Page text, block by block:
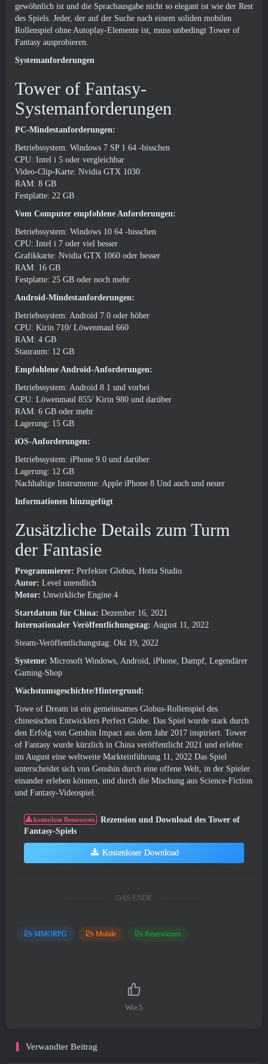
gewöhnlich ist und die Sprachausgabe nicht so elegant ist wie der Rest
des Spiels. Jeder, der auf der Suche nach einem soliden mobilen
Rollenspiel ohne Autoplay-Elemente ist, muss unbedingt Tower of
Fantasy ausprobieren.
Systemanforderungen
Tower of Fantasy-
Systemanforderungen
PC-Mindestanforderungen:
Betriebssystem: Windows 7 SP 1 64 -bisschen
CPU: Intel i 5 oder vergleichbar
Video-Clip-Karte: Nvidia GTX 1030
RAM: 8 GB
Festplatte: 22 GB
Vom Computer empfohlene Anforderungen:
Betriebssystem: Windows 10 64 -bisschen
CPU: Intel i 7 oder viel besser
Grafikkarte: Nvidia GTX 1060 oder besser
RAM: 16 GB
Festplatte: 25 GB oder noch mehr
Android-Mindestanforderungen:
Betriebssystem: Android 7.0 oder höher
CPU: Kirin 710/ Löwenmaul 660
RAM: 4 GB
Stauraum: 12 GB
Empfohlene Android-Anforderungen:
Betriebssystem: Android 8 1 und vorbei
CPU: Löwenmaul 855/ Kirin 980 und darüber
RAM: 6 GB oder mehr
Lagerung: 15 GB
iOS-Anforderungen:
Betriebssystem: iPhone 9.0 und darüber
Lagerung: 12 GB
Nachhaltige Instrumente: Apple iPhone 8 Und auch und neuer
Informationen hinzugefügt
Zusätzliche Details zum Turm
der Fantasie
Programmierer: Perfekter Globus, Hotta Studio
Autor: Level unendlich
Motor: Unwirkliche Engine 4
Startdatum für China: Dezember 16, 2021
Internationaler Veröffentlichungstag: August 11, 2022
Steam-Veröffentlichungstag: Okt 19, 2022
Systeme: Microsoft Windows, Android, iPhone, Dampf, Legendärer
Gaming-Shop
Wachstumsgeschichte/Hintergrund:
Towe of Dream ist ein gemeinsames Globus-Rollenspiel des
chinesischen Entwicklers Perfect Globe. Das Spiel wurde stark durch
den Erfolg von Genshin Impact aus dem Jahr 2017 inspiriert. Tower
of Fantasy wurde kürzlich in China veröffentlicht 2021 und erlebte
im August eine weltweite Markteinführung 11, 2022 Das Spiel
unterscheidet sich von Genshin durch eine offene Welt, in der Spieler
einander erleben können, und durch die Mischung aus Science-Fiction
und Fantasy-Videospiel.
kostenlose Ressourcen
Rezension und Download des Tower of
Fantasy-Spiels
Kostenloser Download
DAS ENDE
MMORPG Mobile Rezensionen
Wie 5
Verwandter Beitrag